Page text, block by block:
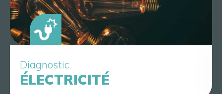
Diagnostic
ÉLECTRICITÉ